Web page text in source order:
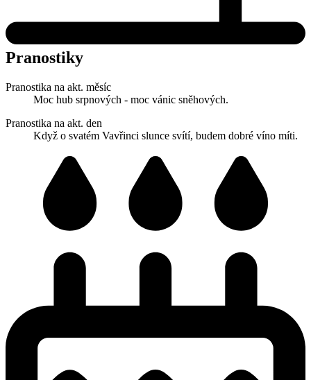
Pranostiky
Pranostika na akt. měsíc
Moc hub srpnových - moc vánic sněhových.
Pranostika na akt. den
Když o svatém Vavřinci slunce svítí, budem dobré víno míti.